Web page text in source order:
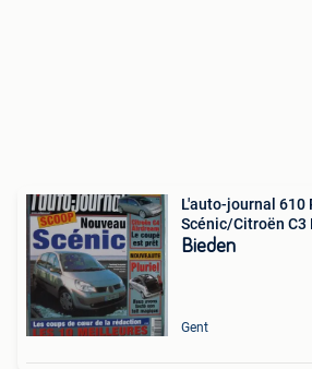
L'auto-journal 610
Scénic/Citroën C3
Bieden
Gent